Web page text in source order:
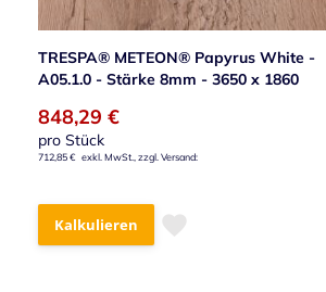
TRESPA® METEON® Papyrus White -
A05.1.0 - Stärke 8mm - 3650 x 1860
848,29 €
pro Stück
712,85 €
Kalkulieren